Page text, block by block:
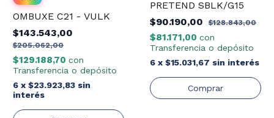
OMBUXE C21 - VULK
$143.543,00
$205.062,00
$129.188,70 con
Transferencia o depósito
6 x $23.923,83 sin
interés
PRETEND SBLK/G15
$90.190,00
$128.843,00
$81.171,00 con
Transferencia o depósito
6 x $15.031,67 sin interés